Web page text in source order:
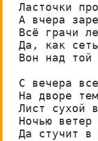
Ласточки
А вчера
Всё грачи
Да, как
Вон над той
С вечера
На дворе
Лист сухой
Ночью ветер
Да стучит в